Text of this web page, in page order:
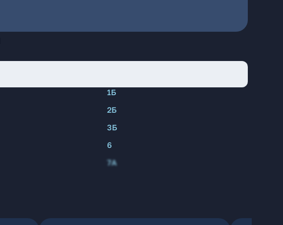
1Б
2Б
3Б
6
7А